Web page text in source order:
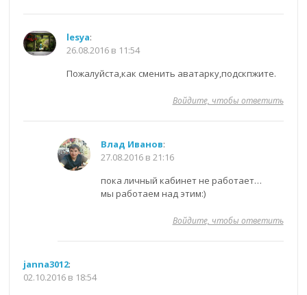
lesya:
26.08.2016 в 11:54
Пожалуйста,как сменить аватарку,подскпжите.
Войдите, чтобы ответить
Влад Иванов:
27.08.2016 в 21:16
пока личный кабинет не работает…
мы работаем над этим:)
Войдите, чтобы ответить
janna3012:
02.10.2016 в 18:54